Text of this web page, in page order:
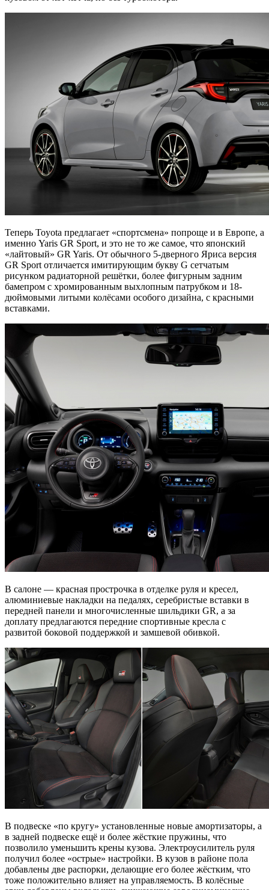
Теперь Toyota предлагает «спортсмена» попроще и в Европе, а
именно Yaris GR Sport, и это не то же самое, что японский
«лайтовый» GR Yaris. От обычного 5-дверного Яриса версия
GR Sport отличается имитирующим букву G сетчатым
рисунком радиаторной решётки, более фигурным задним
бамепром с хромированным выхлопным патрубком и 18-
дюймовыми литыми колёсами особого дизайна, с красными
вставками.
В салоне — красная прострочка в отделке руля и кресел,
алюминиевые накладки на педалях, серебристые вставки в
передней панели и многочисленные шильдики GR, а за
доплату предлагаются передние спортивные кресла с
развитой боковой поддержкой и замшевой обивкой.
В подвеске «по кругу» установленные новые амортизаторы, а
в задней подвеске ещё и более жёсткие пружины, что
позволило уменьшить крены кузова. Электроусилитель руля
получил более «острые» настройки. В кузов в районе пола
добавлены две распорки, делающие его более жёстким, что
тоже положительно влияет на управляемость. В колёсные